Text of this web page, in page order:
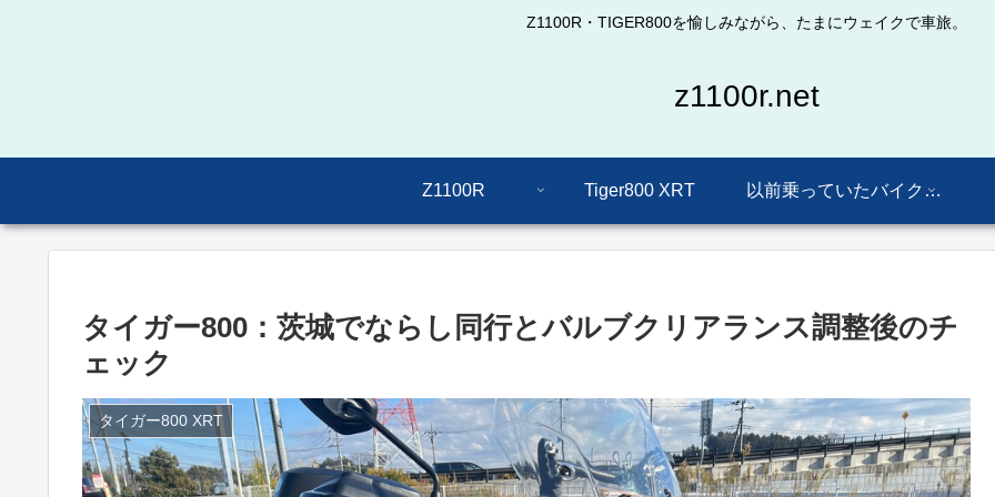
Z1100R・TIGER800を愉しみながら、たまにウェイクで車旅。
z1100r.net
Z1100R Tiger800 XRT 以前乗っていたバイクたち
タイガー800：茨城でならし同行とバルブクリアランス調整後のチ
ェック
タイガー800 XRT